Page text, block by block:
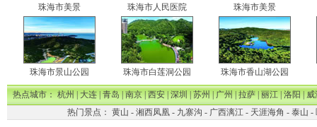
珠海市美景 珠海市人民医院 珠海市美景
珠海市景山公园 珠海市白莲洞公园 珠海市香山湖公园
热点城市：杭州|大连|青岛|南京|西安|深圳|苏州|广州|拉萨|丽江|洛阳|威
热门景点： 黄山 - 湘西凤凰- 九寨沟 - 广西漓江- 天涯海角 - 泰山 -